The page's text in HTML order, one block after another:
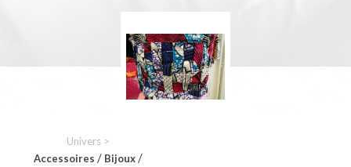
Univers >
Accessoires / Bijoux/